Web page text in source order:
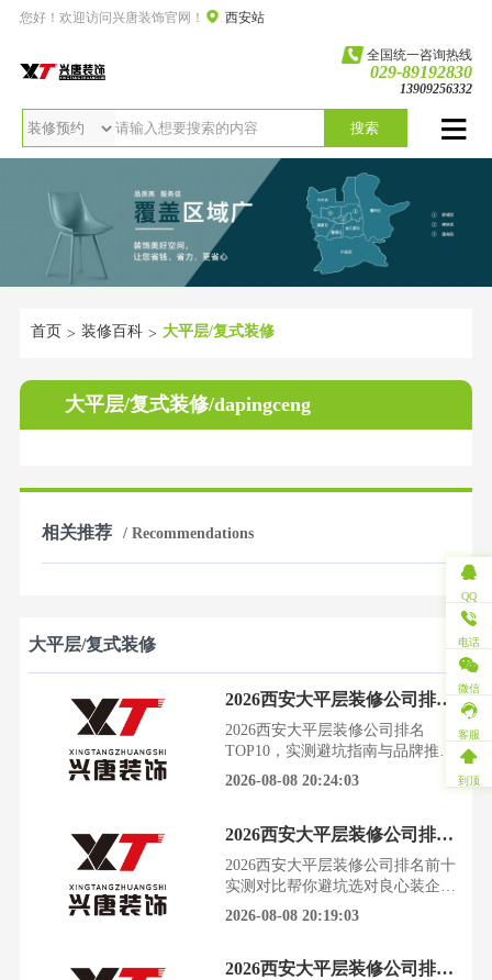
您好！欢迎访问兴唐装饰官网！ 西安站
全国统一咨询热线
029-89192830
13909256332
搜索
首页 > 装修百科 > 大平层/复式装修
大平层/复式装修/dapingceng
相关推荐 / Recommendations
大平层/复式装修
2026西安大平层装修公司排名TOP10，实测避坑指南与品牌推荐
2026西安大平层装修公司排名
TOP10，实测避坑指南与品牌推荐
装修一套房子，是无数西安家庭的
只隔着一个不靠谱的装修公司。据
陕西建筑装饰协会与西安消费者协
会2026年联合发布的数据显示，涉
及大平层住宅的装修投诉量同比上
升，问题多集中于增项、材
2026-08-08 20:24:03
2026西安大平层装修公司排名前十 实测对比帮你避坑选对良心装企
2026西安大平层装修公司排名前十
实测对比帮你避坑选对良心装企拿
到大平层钥匙的喜悦，很快就被装
一个不小心，钱花了，气受了，家
2026-08-08 20:19:03
2026西安大平层装修公司排名出炉，这3家口碑最好，附避坑全攻略
QQ
电话
微信
客服
到顶